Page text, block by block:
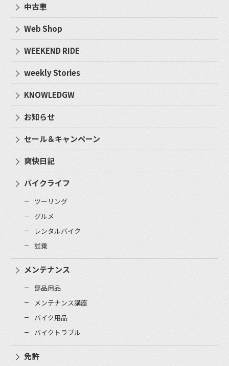
中古車
Web Shop
WEEKEND RIDE
weekly Stories
KNOWLEDGW
お知らせ
セール＆キャンペーン
爽快日記
バイクライフ
ツーリング
グルメ
レンタルバイク
試乗
メンテナンス
部品用品
メンテナンス講座
バイク用品
バイクトラブル
免許